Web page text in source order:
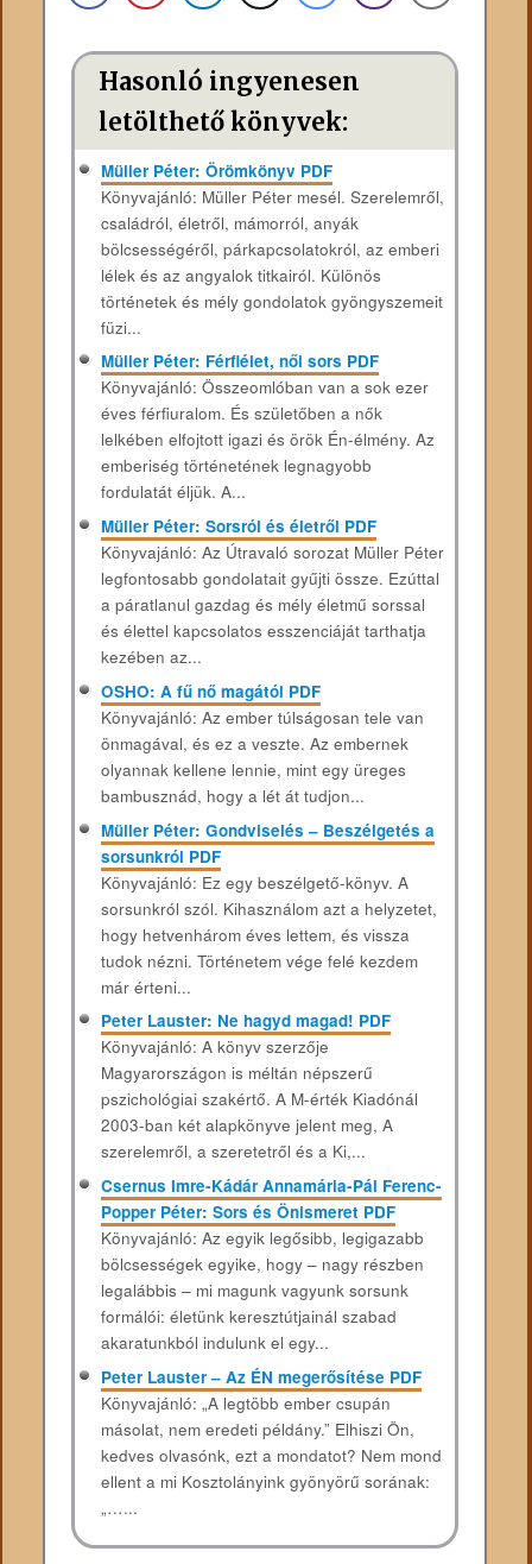
Hasonló ingyenesen
letölthető könyvek:
Müller Péter: Örömkönyv PDF
Könyvajánló: Müller Péter mesél. Szerelemről,
családról, életről, mámorról, anyák
bölcsességéről, párkapcsolatokról, az emberi
lélek és az angyalok titkairól. Különös
történetek és mély gondolatok gyöngyszemeit
füzi...
Müller Péter: Férfiélet, női sors PDF
Könyvajánló: Összeomlóban van a sok ezer
éves férfiuralom. És születőben a nők
lelkében elfojtott igazi és örök Én-élmény. Az
emberiség történetének legnagyobb
fordulatát éljük. A...
Müller Péter: Sorsról és életről PDF
Könyvajánló: Az Útravaló sorozat Müller Péter
legfontosabb gondolatait gyűjti össze. Ezúttal
a páratlanul gazdag és mély életmű sorssal
és élettel kapcsolatos esszenciáját tarthatja
kezében az...
OSHO: A fű nő magától PDF
Könyvajánló: Az ember túlságosan tele van
önmagával, és ez a veszte. Az embernek
olyannak kellene lennie, mint egy üreges
bambusznád, hogy a lét át tudjon...
Müller Péter: Gondviselés – Beszélgetés a
sorsunkról PDF
Könyvajánló: Ez egy beszélgető-könyv. A
sorsunkról szól. Kihasználom azt a helyzetet,
hogy hetvenhárom éves lettem, és vissza
tudok nézni. Történetem vége felé kezdem
már érteni...
Peter Lauster: Ne hagyd magad! PDF
Könyvajánló: A könyv szerzője
Magyarországon is méltán népszerű
pszichológiai szakértő. A M-érték Kiadónál
2003-ban két alapkönyve jelent meg, A
szerelemről, a szeretetről és a Ki,...
Csernus Imre-Kádár Annamária-Pál Ferenc-
Popper Péter: Sors és Önismeret PDF
Könyvajánló: Az egyik legősibb, legigazabb
bölcsességek egyike, hogy – nagy részben
legalábbis – mi magunk vagyunk sorsunk
formálói: életünk keresztútjainál szabad
akaratunkból indulunk el egy...
Peter Lauster – Az ÉN megerősítése PDF
Könyvajánló: „A ​legtöbb ember csupán
másolat, nem eredeti példány.” Elhiszi Ön,
kedves olvasónk, ezt a mondatot? Nem mond
ellent a mi Kosztolányink gyönyörű sorának:
„…...